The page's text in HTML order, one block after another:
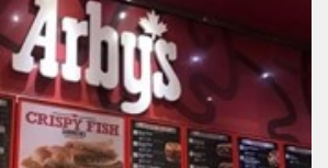
Blendax kimin?